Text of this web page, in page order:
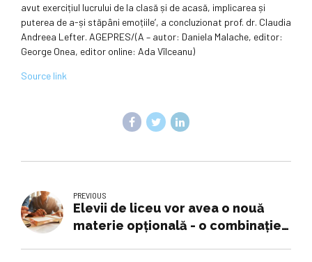
avut exercițiul lucrului de la clasă și de acasă, implicarea și
puterea de a-și stăpâni emoțiile’, a concluzionat prof. dr. Claudia
Andreea Lefter. AGEPRES/(A – autor: Daniela Malache, editor:
George Onea, editor online: Ada Vîlceanu)
Source link
PREVIOUS
Elevii de liceu vor avea o nouă
materie opțională - o combinație